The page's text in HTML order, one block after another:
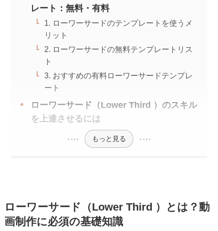
レート：無料・有料
1. ローワーサードのテンプレートを使うメ
リット
2. ローワーサードの無料テンプレートリス
ト
3. おすすめの有料ローワーサードテンプレ
ート
ローワーサード（Lower Third ）のスキル
を上達させるには
もっと見る
ローワーサード（Lower Third ）とは？動
画制作に必須の基礎知識